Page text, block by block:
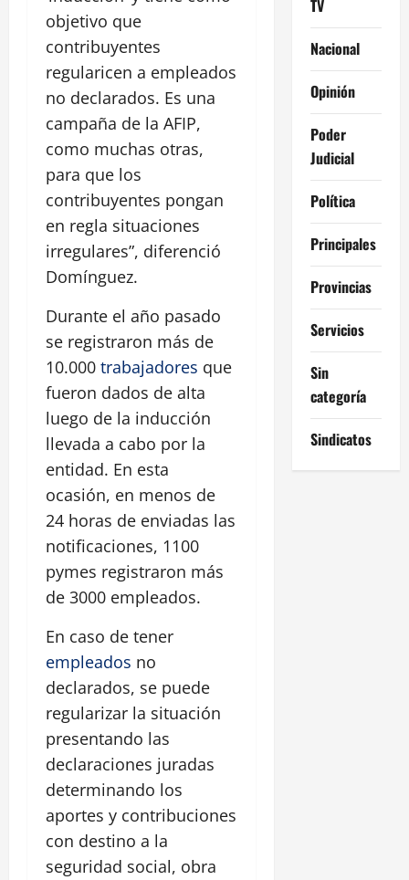
objetivo que
contribuyentes
regularicen a empleados
no declarados. Es una
campaña de la AFIP,
como muchas otras,
para que los
contribuyentes pongan
en regla situaciones
irregulares”, diferenció
Domínguez.
Durante el año pasado
se registraron más de
10.000 trabajadores que
fueron dados de alta
luego de la inducción
llevada a cabo por la
entidad. En esta
ocasión, en menos de
24 horas de enviadas las
notificaciones, 1100
pymes registraron más
de 3000 empleados.
En caso de tener
empleados no
declarados, se puede
regularizar la situación
presentando las
declaraciones juradas
determinando los
aportes y contribuciones
con destino a la
seguridad social, obra
TV
Nacional
Opinión
Poder
Judicial
Política
Principales
Provincias
Servicios
Sin
categoría
Sindicatos